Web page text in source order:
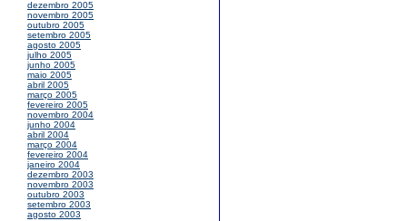
dezembro 2005
novembro 2005
outubro 2005
setembro 2005
agosto 2005
julho 2005
junho 2005
maio 2005
abril 2005
março 2005
fevereiro 2005
novembro 2004
junho 2004
abril 2004
março 2004
fevereiro 2004
janeiro 2004
dezembro 2003
novembro 2003
outubro 2003
setembro 2003
agosto 2003